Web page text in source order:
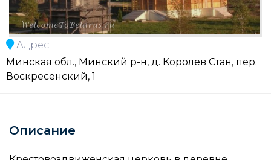
Адрес:
Минская обл., Минский р-н, д. Королев Стан, пер.
Воскресенский, 1
Описание